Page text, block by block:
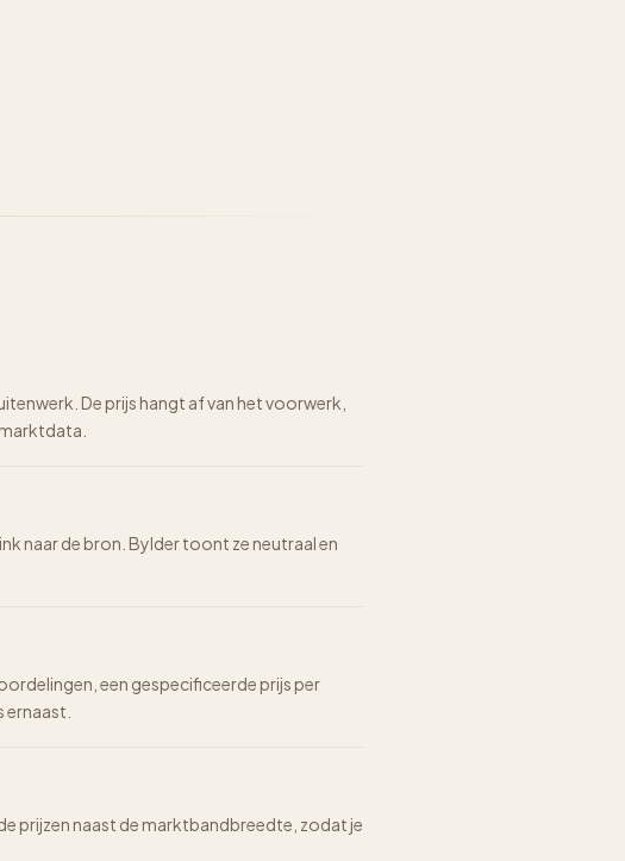
De prijs hangt af van het voorwerk,
naar de bron. Bylder toont ze neutraal en
een gespecificeerde prijs per
ernaast.
prijzen naast de marktbandbreedte, zodat je